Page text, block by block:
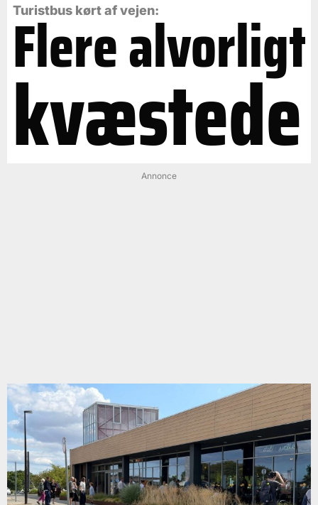
Turistbus kørt af vejen:
Flere alvorligt
kvæstede
Annonce